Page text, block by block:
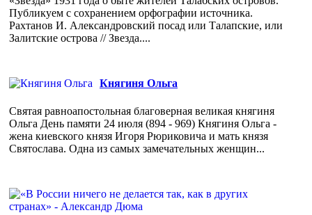
Публикуем с сохранением орфографии источника.
Рахтанов И. Александровский посад или Талапские, или
Залитские острова // Звезда....
Княгиня Ольга
Святая равноапостольная благоверная великая княгиня
Ольга День памяти 24 июля (894 - 969) Княгиня Ольга -
жена киевского князя Игоря Рюриковича и мать князя
Святослава. Одна из самых замечательных женщин...